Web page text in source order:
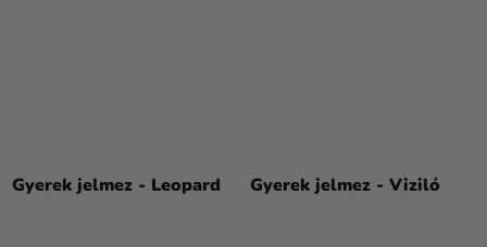
Gyerek jelmez - Leopard Gyerek jelmez - Viziló